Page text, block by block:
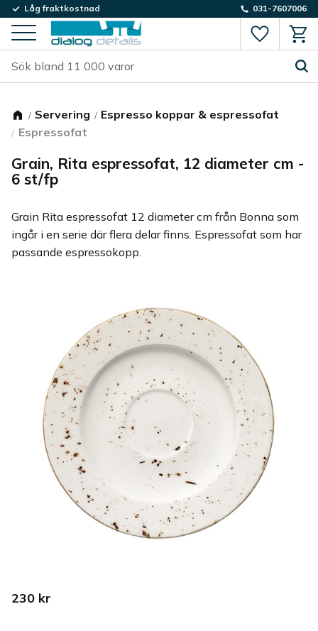
Meny
Låg fraktkostnad 031-7607006
Servering
Espresso koppar & espressofat
Espressofat
Grain, Rita espressofat, 12 diameter cm -
6 st/fp
Grain Rita espressofat 12 diameter cm från Bonna som
ingår i en serie där flera delar finns. Espressofat som har
passande espressokopp.
230 kr